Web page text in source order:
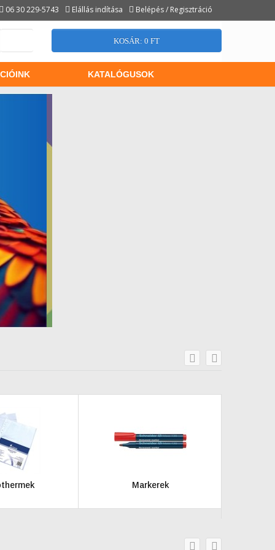
06 30 229-5743 Elállás indítása Belépés / Regisztráció
KOSÁR: 0 FT
KATALÓGUSOK
Markerek